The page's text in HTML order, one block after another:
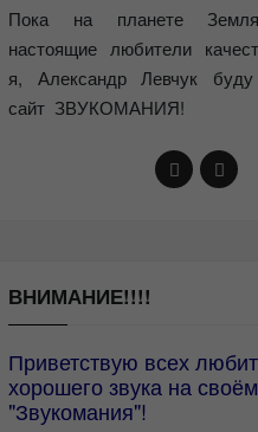
Пока на планете
настоящие любители
я, Александр Левчук буду
сайт ЗВУКОМАНИЯ!
ВНИМАНИЕ!!!!
Приветствую всех
хорошего звука на
"Звукомания"!